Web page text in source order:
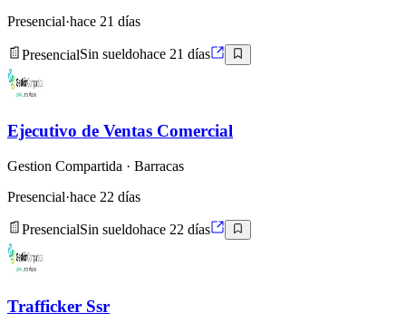
Presencial·hace 21 días
PresencialSin sueldohace 21 días
Ejecutivo de Ventas Comercial
Gestion Compartida · Barracas
Presencial·hace 22 días
PresencialSin sueldohace 22 días
Trafficker Ssr